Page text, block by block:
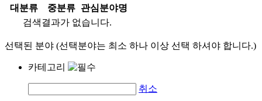
대분류
중분류
관심분야명
검색결과가 없습니다.
선택된 분야 (선택분야는 최소 하나 이상 선택 하셔야 합니다.)
카테고리
취소